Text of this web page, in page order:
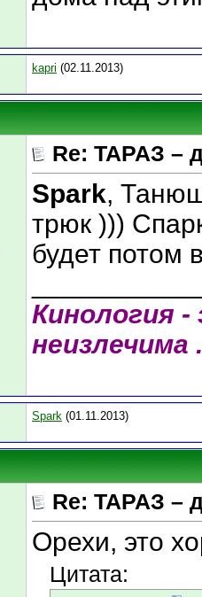
kapri (02.11.2013)
Re: ТАРАЗ –
Spark,
трюк )))
будет потом
Кинология -
неизлечима
Spark (01.11.2013)
Re: ТАРАЗ –
Орехи, это
Цитата: